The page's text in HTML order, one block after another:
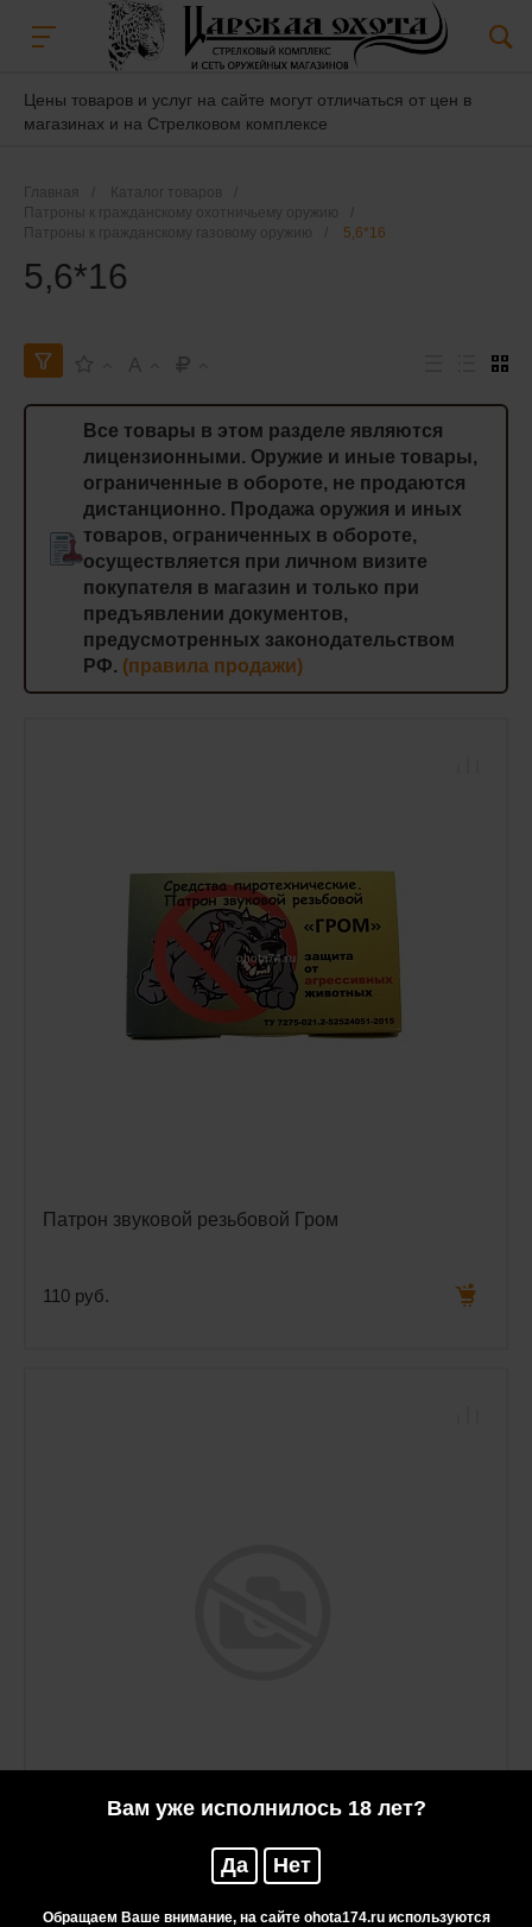
Вам уже исполнилось 18 лет?
Да Нет
Обращаем Ваше внимание, на сайте ohota174.ru используются
Цены товаров и услуг на сайте могут отличаться от цен в
магазинах и на Стрелковом комплексе
Главная Каталог товаров
Патроны к гражданскому охотничьему оружию
Патроны к гражданскому газовому оружию
5,6*16
5,6*16
A
Все товары в этом разделе являются
лицензионными. Оружие и иные товары,
ограниченные в обороте, не продаются
дистанционно. Продажа оружия и иных
товаров, ограниченных в обороте,
осуществляется при личном визите
покупателя в магазин и только при
предъявлении документов,
предусмотренных законодательством
РФ. (правила продажи)
Патрон звуковой резьбовой Гром
110 руб.
Патрон монтажный 22NC к5,5х16